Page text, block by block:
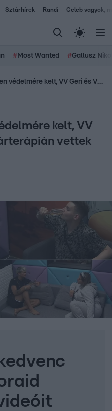
Sztárhírek Randi Celeb vagyok,
# Most Wanted #Gallusz
VV Ádi VV Ruben védelmére kelt, VV Geri és VV Giada párterápián vettek részt
kelt, VV
vettek